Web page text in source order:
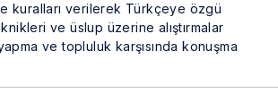
kuralları verilerek Türkçeye özgü
ve üslup üzerine alıştırmalar
ve topluluk karşısında konuşma